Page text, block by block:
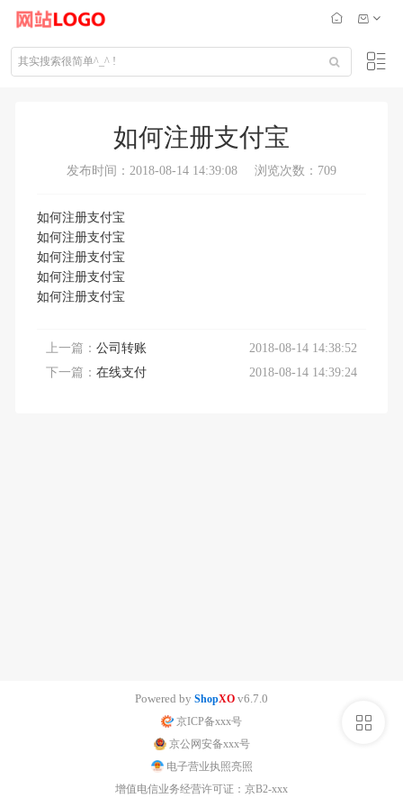
如何注册支付宝
发布时间：2018-08-14 14:39:08 浏览次数：709
如何注册支付宝
如何注册支付宝
如何注册支付宝
如何注册支付宝
如何注册支付宝
上一篇： 公司转账
2018-08-14 14:38:52
下一篇： 在线支付 2018-08-14 14:39:24
Powered by ShopXO v6.7.0
京ICP备xxx号
京公网安备xxx号
电子营业执照亮照
增值电信业务经营许可证：京B2-xxx